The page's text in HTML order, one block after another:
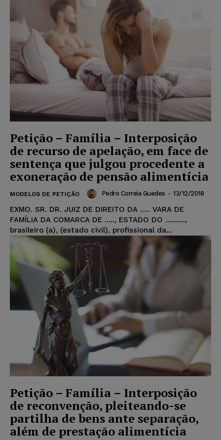
Petição – Família – Interposição
de recurso de apelação, em face de
sentença que julgou procedente a
exoneração de pensão alimentícia
MODELOS DE PETIÇÃO Pedro Correia Guedes - 13/12/2018
EXMO. SR. DR. JUIZ DE DIREITO DA ..... VARA DE
FAMÍLIA DA COMARCA DE ....., ESTADO DO ..........,
brasileiro (a), (estado civil), profissional da...
Petição – Família – Interposição
de reconvenção, pleiteando-se
partilha de bens ante separação,
além de prestação alimentícia